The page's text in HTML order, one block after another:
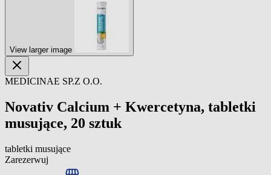
View larger image
MEDICINAE SP.Z O.O.
Novativ Calcium + Kwercetyna, tabletki
musujące, 20 sztuk
tabletki musujące
Zarezerwuj